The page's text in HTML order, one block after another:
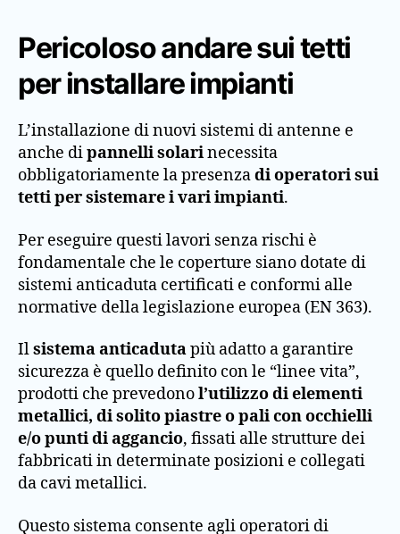
Pericoloso andare sui tetti
per installare impianti
L’installazione di nuovi sistemi di antenne e
anche dipannelli solarinecessita
obbligatoriamente la presenzadi operatori sui
tetti per sistemare i vari impianti.
Per eseguire questi lavori senza rischi è
fondamentale che le coperture siano dotate di
sistemi anticaduta certificati e conformi alle
normative della legislazione europea (EN 363).
Ilsistema anticadutapiù adatto a garantire
sicurezza è quello definito con le “linee vita”,
prodotti che prevedonol’utilizzo di elementi
metallici, di solito piastre o pali con occhielli
e/o punti di aggancio, fissati alle strutture dei
fabbricati in determinate posizioni e collegati
da cavi metallici.
Questo sistema consente agli operatori di